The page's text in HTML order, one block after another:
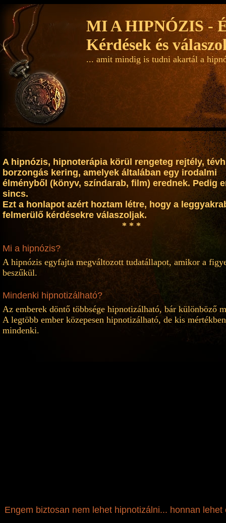
MI A HIPNÓZIS -
Kérdések és
... amit mindig is tudni akartál a
A hipnózis, hipnoterápia körül rengeteg rejtély,
borzongás kering, amelyek általában egy irodalmi
élményből (könyv, színdarab, film) erednek. Pedig
sincs.
Ezt a honlapot azért hoztam létre, hogy a
felmerülő kérdésekre válaszoljak.
* * *
Mi a hipnózis?
A hipnózis egyfajta megváltozott tudatállapot, amikor a
beszűkül.
Mindenki hipnotizálható?
Az emberek döntő többsége hipnotizálható, bár különböző
A legtöbb ember közepesen hipnotizálható, de kis
mindenki.
Engem biztosan nem lehet hipnotizálni... honnan lehet